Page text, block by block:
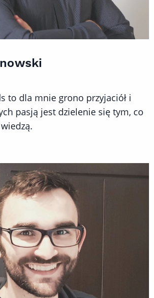
to dla mnie grono przyjaciół i
pasją jest dzielenie się tym, co